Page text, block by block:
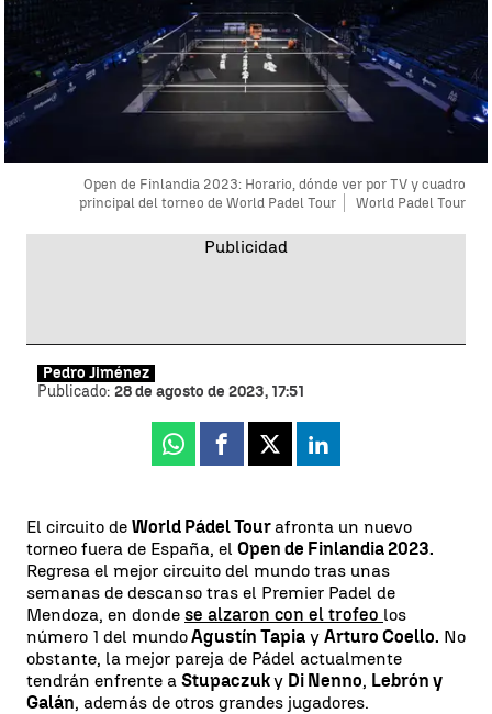
Open de Finlandia 2023: Horario, dónde ver por TV y cuadro
principal del torneo de World Padel Tour
World Padel Tour
Pedro Jiménez
Publicado: 28 de agosto de 2023, 17:51
Whatsapp
Facebook
X Linkedin
El circuito de World Pádel Tour afronta un nuevo
torneo fuera de España, el Open de Finlandia 2023.
Regresa el mejor circuito del mundo tras unas
semanas de descanso tras el Premier Padel de
Mendoza, en donde se alzaron con el trofeo los
número 1 del mundoAgustín Tapia y Arturo Coello. No
obstante, la mejor pareja de Pádel actualmente
tendrán enfrente a Stupaczuky Di Nenno, Lebrón y
Galán, además de otros grandes jugadores.